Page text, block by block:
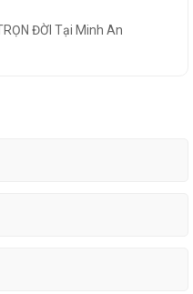
ĐỜI Tại Minh An